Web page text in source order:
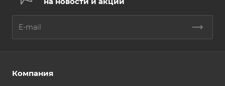
Компания